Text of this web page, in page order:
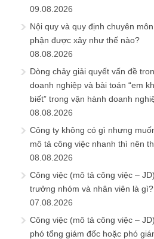
09.08.2026
Nội quy và quy định chuyên
phận được xây như thế nào?
08.08.2026
Dòng chảy giải quyết vấn đề
doanh nghiệp và bài toán “em
biết” trong vận hành doanh
08.08.2026
Công ty không có gì nhưng
mô tả công việc nhanh thì nên
08.08.2026
Công việc (mô tả công việc –
trưởng nhóm và nhân viên là gì?
07.08.2026
Công việc (mô tả công việc –
phó tổng giám đốc hoặc phó